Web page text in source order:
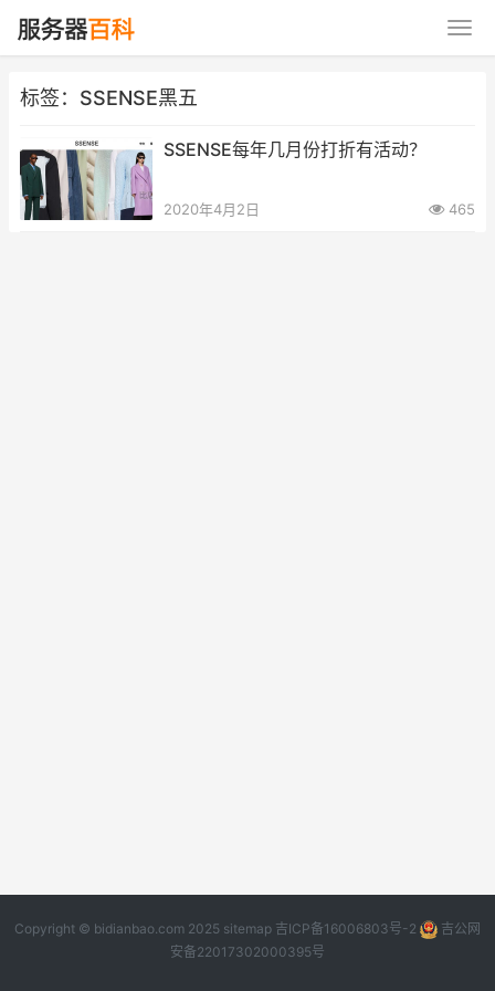
标签：SSENSE黑五
SSENSE每年几月份打折有活动？
2020年4月2日 465
Copyright © bidianbao.com 2025 sitemap 吉ICP备16006803号-2
吉公网
安备22017302000395号